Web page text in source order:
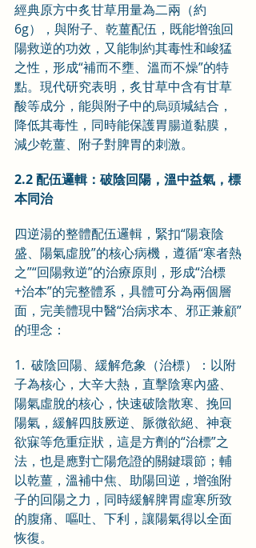
經典原方中炙甘草用量為二兩（約
6g），與附子、乾薑配伍，既能增強回
陽救逆的功效，又能制約其毒性和峻猛
之性，形成“補而不壅、溫而不燥”的特
點。現代研究表明，炙甘草中含有甘草
酸等成分，能與附子中的烏頭堿結合，
降低其毒性，同時能保護胃腸道黏膜，
減少乾薑、附子對脾胃的刺激。
2.2 配伍邏輯：破陰回陽，溫中益氣，標
本同治
四逆湯的整體配伍邏輯，緊扣“陽衰陰
盛、陽氣虛脫”的核心病機，遵循“寒者熱
之”“回陽救逆”的治療原則，形成“治標
+治本”的完整體系，具體可分為兩個層
面，完美體現中醫“治病求本、邪正兼顧”
的理念：
1.  破陰回陽、緩解危象（治標）：以附
子為核心，大辛大熱，直擊陰寒內盛、
陽氣虛脫的核心，快速破陰散寒、挽回
陽氣，緩解四肢厥逆、脈微欲絕、神衰
欲寐等危重症狀，這是方劑的“治標”之
法，也是應對亡陽危證的關鍵環節；輔
以乾薑，溫補中焦、助陽回逆，增強附
子的回陽之力，同時緩解脾胃虛寒所致
的腹痛、嘔吐、下利，讓陽氣得以全面
恢復。